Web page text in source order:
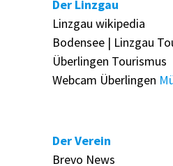
Der Linzgau
Linzgau wikipedia
Bodensee | Linzgau
Überlingen Tourismus
Webcam Überlingen
Der Verein
Brevo News